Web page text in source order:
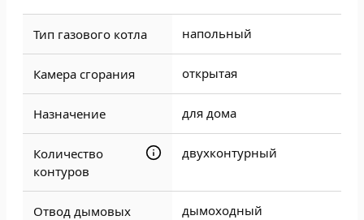
Тип газового котла напольный
Камера сгорания открытая
Назначение для дома
Количество
контуров
двухконтурный
Отвод дымовых
дымоходный